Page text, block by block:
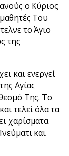
ο Κύριος
Του
το Άγιο
της
και ενεργεί
Αγίας
Της. Το
τελεί όλα τα
χαρίσματα
και